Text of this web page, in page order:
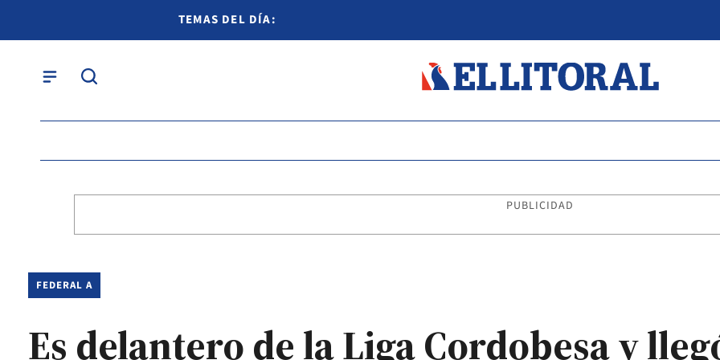
TEMAS DEL DÍA:
PUBLICIDAD
FEDERAL A
Es delantero de la Liga Cordobesa y